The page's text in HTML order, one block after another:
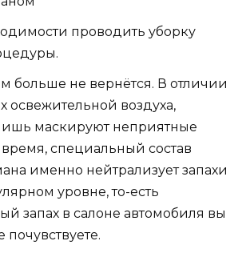
проводить уборку
больше не вернётся. В отличии
освежительной воздуха,
маскируют неприятные
время, специальный состав
именно нейтрализует запахи
уровне, то-есть
запах в салоне автомобиля вы